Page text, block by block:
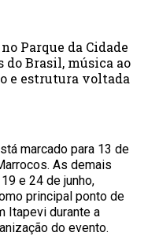
Parque da Cidade
do Brasil, música ao
e estrutura voltada
marcado para 13 de
As demais
e 24 de junho,
principal ponto de
Itapevi durante a
do evento.